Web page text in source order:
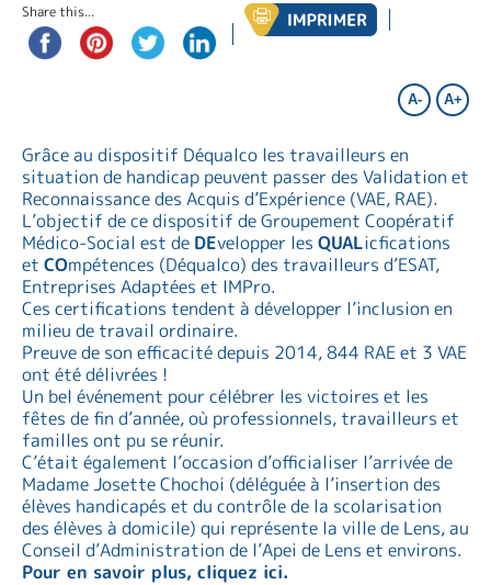
Share this...
A- A+
Grâce au dispositif Déqualco les travailleurs en
situation de handicap peuvent passer des Validation et
Reconnaissance des Acquis d’Expérience (VAE, RAE).
L’objectif de ce dispositif de Groupement Coopératif
Médico-Social est de DEvelopper les QUALicfications
et COmpétences (Déqualco) des travailleurs d’ESAT,
Entreprises Adaptées et IMPro.
Ces certifications tendent à développer l’inclusion en
milieu de travail ordinaire.
Preuve de son efficacité depuis 2014, 844 RAE et 3 VAE
ont été délivrées !
Un bel événement pour célébrer les victoires et les
fêtes de fin d’année, où professionnels, travailleurs et
familles ont pu se réunir.
C’était également l’occasion d’officialiser l’arrivée de
Madame Josette Chochoi (déléguée à l’insertion des
élèves handicapés et du contrôle de la scolarisation
des élèves à domicile) qui représente la ville de Lens, au
Conseil d’Administration de l’Apei de Lens et environs.
Pour en savoir plus, cliquez ici.